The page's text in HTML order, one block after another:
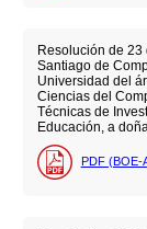
Resolución de
Santiago de
Universidad del
Ciencias del
Técnicas de
Educación, a
PDF (BOE-